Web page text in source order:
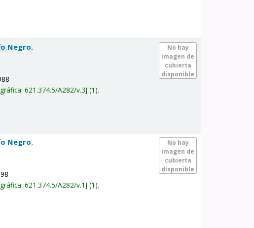
No hay
imagen de
cubierta
disponible
Negro.
621.374.5/A282/v.3 (1).
No hay
imagen de
cubierta
disponible
Negro.
621.374.5/A282/v.1 (1).